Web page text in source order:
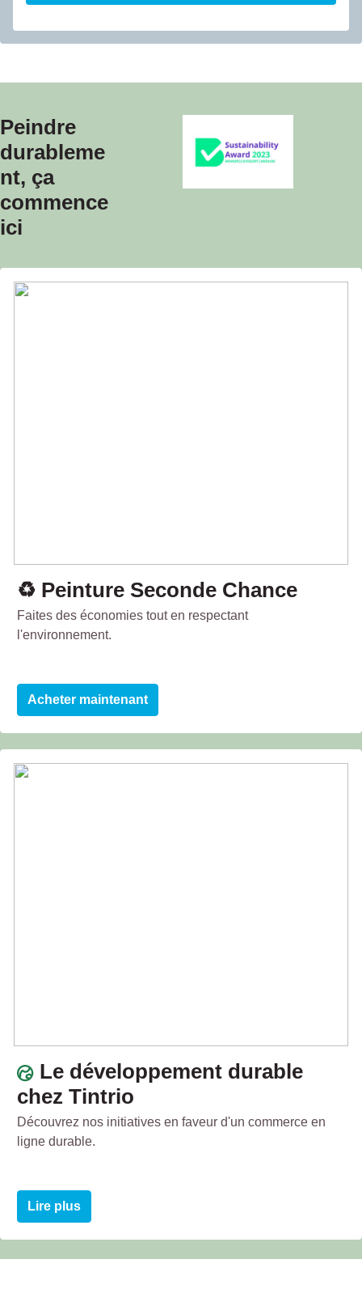
Peindre
durableme
nt, ça
commence
ici
♻️ Peinture Seconde Chance
Faites des économies tout en respectant
l'environnement.
Acheter maintenant
Le développement durable
chez Tintrio
Découvrez nos initiatives en faveur d'un commerce en
ligne durable.
Lire plus